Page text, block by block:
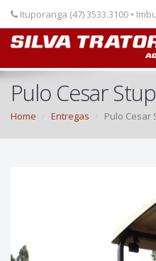
Ituporanga (47) 3533.3100 •
Pulo Cesar
Home Entregas Pulo Cesar